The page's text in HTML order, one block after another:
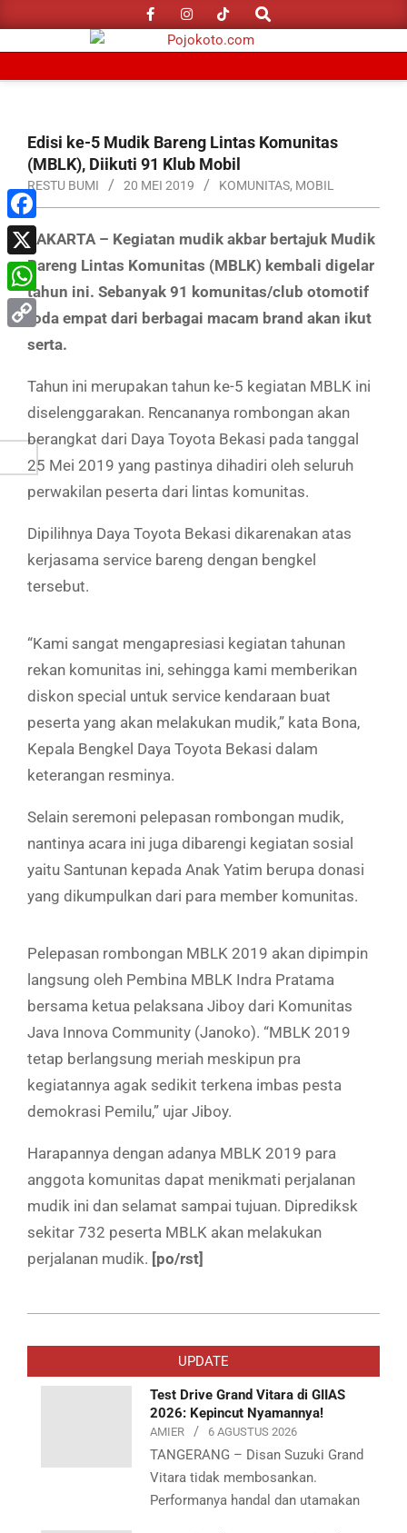
to
content
Search
MenuEdisi ke-5 Mudik Bareng Lintas Komunitas
(MBLK), Diikuti 91 Klub Mobil
RESTU BUMI 20 MEI 2019 KOMUNITAS, MOBIL
JAKARTA – Kegiatan mudik akbar bertajuk Mudik
Bareng Lintas Komunitas (MBLK) kembali digelar
tahun ini. Sebanyak 91 komunitas/club otomotif
roda empat dari berbagai macam brand akan ikut
serta.
Tahun ini merupakan tahun ke-5 kegiatan MBLK ini
diselenggarakan. Rencananya rombongan akan
berangkat dari Daya Toyota Bekasi pada tanggal
25 Mei 2019 yang pastinya dihadiri oleh seluruh
perwakilan peserta dari lintas komunitas.
Dipilihnya Daya Toyota Bekasi dikarenakan atas
kerjasama service bareng dengan bengkel
tersebut.
“Kami sangat mengapresiasi kegiatan tahunan
rekan komunitas ini, sehingga kami memberikan
diskon special untuk service kendaraan buat
peserta yang akan melakukan mudik,” kata Bona,
Kepala Bengkel Daya Toyota Bekasi dalam
keterangan resminya.
Selain seremoni pelepasan rombongan mudik,
nantinya acara ini juga dibarengi kegiatan sosial
yaitu Santunan kepada Anak Yatim berupa donasi
yang dikumpulkan dari para member komunitas.
Pelepasan rombongan MBLK 2019 akan dipimpin
langsung oleh Pembina MBLK Indra Pratama
bersama ketua pelaksana Jiboy dari Komunitas
Java Innova Community (Janoko). “MBLK 2019
tetap berlangsung meriah meskipun pra
kegiatannya agak sedikit terkena imbas pesta
demokrasi Pemilu,” ujar Jiboy.
Harapannya dengan adanya MBLK 2019 para
anggota komunitas dapat menikmati perjalanan
mudik ini dan selamat sampai tujuan. Diprediksk
sekitar 732 peserta MBLK akan melakukan
perjalanan mudik. [po/rst]
05-
UPDATE
Test Drive Grand Vitara di GIIAS
2026: Kepincut Nyamannya!
AMIER 6 AGUSTUS 2026
TANGERANG – Disan Suzuki Grand
Vitara tidak membosankan.
Performanya handal dan utamakan
Facebook
X
WhatsApp
Copy